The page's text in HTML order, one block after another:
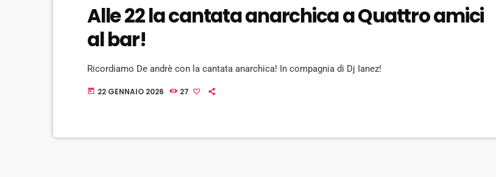
Alle 22 la cantata anarchica a Quattro amici
al bar!
Ricordiamo De andrè con la cantata anarchica! In compagnia di Dj Ianez!
today 22 GENNAIO 2026 27